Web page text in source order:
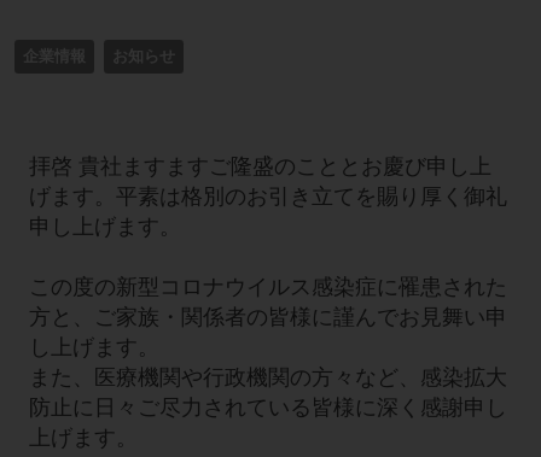
企業情報 お知らせ
拝啓 貴社ますますご隆盛のこととお慶び申し上
げます。平素は格別のお引き立てを賜り厚く御礼
申し上げます。
この度の新型コロナウイルス感染症に罹患された
方と、ご家族・関係者の皆様に謹んでお見舞い申
し上げます。
また、医療機関や行政機関の方々など、感染拡大
防止に日々ご尽力されている皆様に深く感謝申し
上げます。